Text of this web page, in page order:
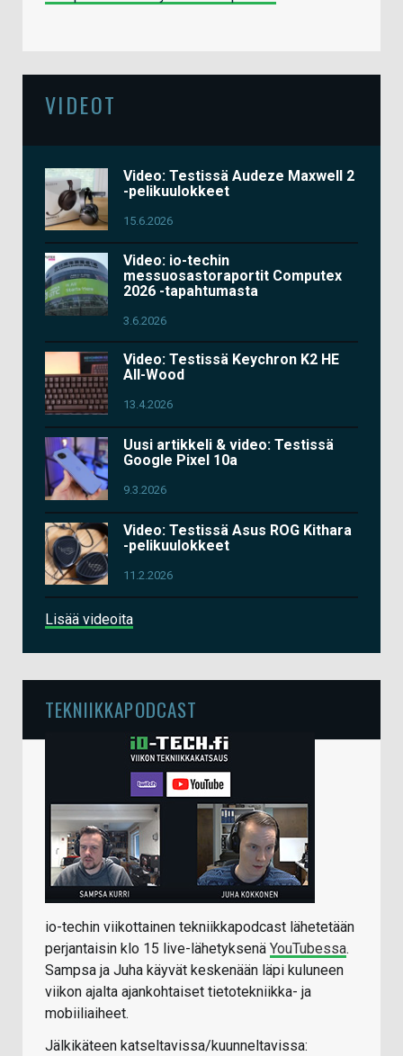
VIDEOT
Video: Testissä Audeze Maxwell 2
-pelikuulokkeet
15.6.2026
Video: io-techin
messuosastoraportit Computex
2026 -tapahtumasta
3.6.2026
Video: Testissä Keychron K2 HE
All-Wood
13.4.2026
Uusi artikkeli & video: Testissä
Google Pixel 10a
9.3.2026
Video: Testissä Asus ROG Kithara
-pelikuulokkeet
11.2.2026
Lisää videoita
TEKNIIKKAPODCAST
io-techin viikottainen tekniikkapodcast lähetetään
perjantaisin klo 15 live-lähetyksenä YouTubessa.
Sampsa ja Juha käyvät keskenään läpi kuluneen
viikon ajalta ajankohtaiset tietotekniikka- ja
mobiiliaiheet.
Jälkikäteen katseltavissa/kuunneltavissa: